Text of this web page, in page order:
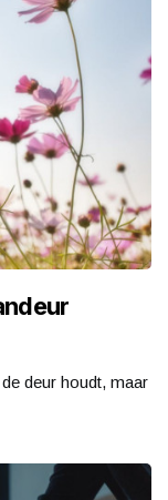
deur houdt, maar